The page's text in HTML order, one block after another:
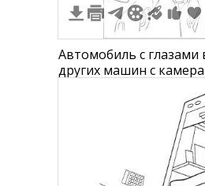
Автомобиль с глазами
других машин с